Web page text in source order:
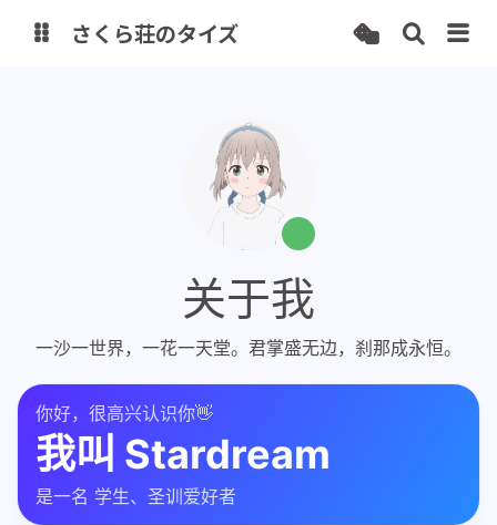
Misskey
IT-Tools
さくら荘のタイズ
关于我
一沙一世界，一花一天堂。君掌盛无边，刹那成永恒。
你好，很高兴认识你👋
我叫 Stardream
是一名 学生、圣训爱好者